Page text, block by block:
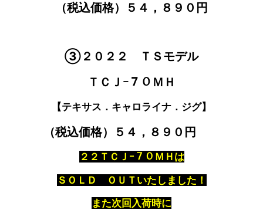
（税込価格）５４，８９０円
③２０２２ ＴＳモデル
ＴＣＪｰ７０ＭＨ
【テキサス．キャロライナ．ジグ】
（税込価格）５４，８９０円
２２ＴＣＪｰ７０ＭＨは
ＳＯＬＤ ＯＵＴいたしました！
また次回入荷時に